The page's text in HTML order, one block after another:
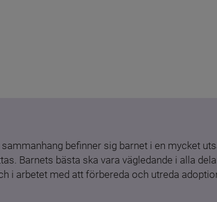
befinner sig barnet i en mycket
Barnets bästa ska vara vägledande i alla
i arbetet med att förbereda och utreda